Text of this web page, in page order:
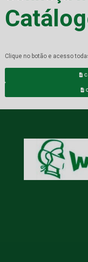
Clique no botão e acesso